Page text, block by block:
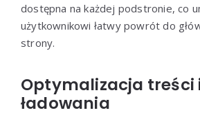
dostępna na każdej podstronie, co
użytkownikowi łatwy powrót do
strony.
Optymalizacja treści
ładowania